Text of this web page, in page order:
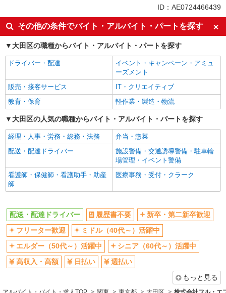
履歴書不要
新卒・第二新卒歓迎
フリーター歓迎
ミドル（40代～）活躍中
エルダー（50代～）活躍中
シニア（60代～）活躍中
高収入・高額
日払い
週払い
土日祝休み
時間固定シフト制
服装自由
髭（ひげ）OK
ネイルOK
ピアスOK
禁煙・分煙
車通勤OK
バイク通勤OK
交通費支給
社会保険あり
制服貸与
研修制度あり
社員登用あり
ドライバー・配達
配送・配達ドライバー
同じ特徴から求人を探す
ミドル（40代～）活躍中
日払い
ID：AE0724466439
その他の条件でバイト・アルバイト・パートを探す
大田区の職種からバイト・アルバイト・パートを探す
ドライバー・配達
イベント・キャンペーン・アミュ
ーズメント
販売・接客サービス
IT・クリエイティブ
教育・保育
軽作業・製造・物流
大田区の人気の職種からバイト・アルバイト・パートを探す
経理・人事・労務・総務・法務
弁当・惣菜
配送・配達ドライバー
施設警備・交通誘導警備・駐車輪
場管理・イベント警備
看護師・保健師・看護助手・助産
師
医療事務・受付・クラーク
配送・配達ドライバー 履歴書不要
新卒・第二新卒歓迎
フリーター歓迎
ミドル（40代～）活躍中
エルダー（50代～）活躍中
シニア（60代～）活躍中
高収入・高額
日払い
週払い
もっと見る